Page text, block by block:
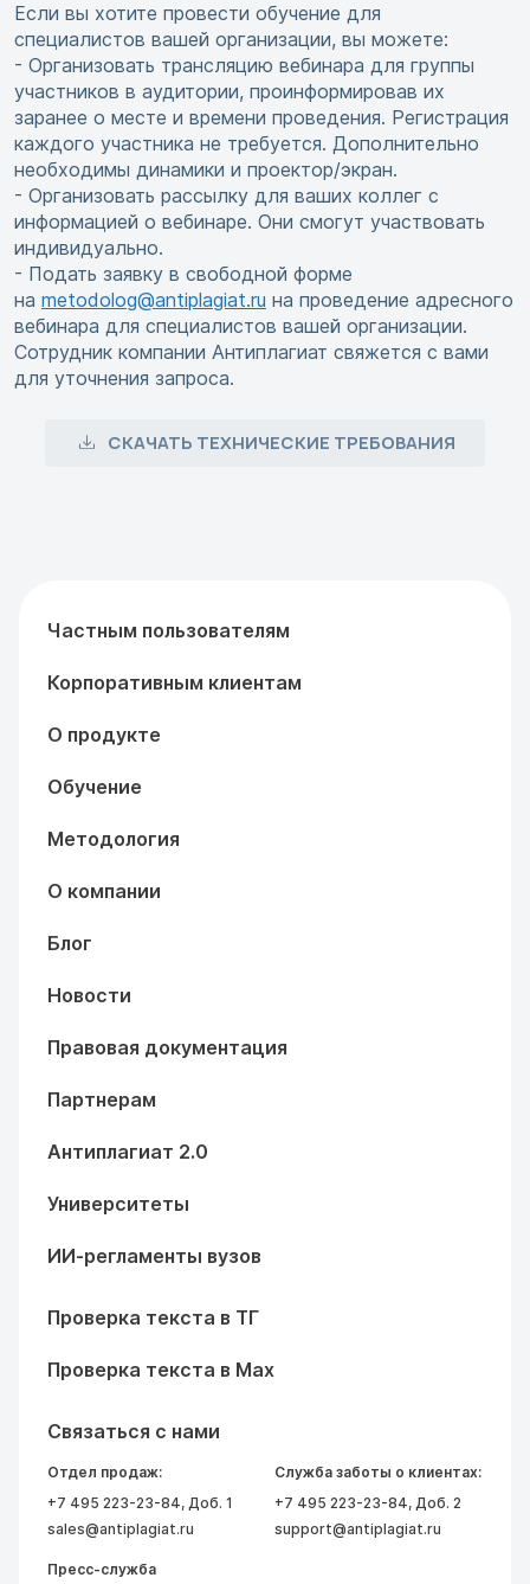
Если вы хотите провести обучение для
специалистов вашей организации, вы можете:
- Организовать трансляцию вебинара для группы
участников в аудитории, проинформировав их
заранее о месте и времени проведения. Регистрация
каждого участника не требуется. Дополнительно
необходимы динамики и проектор/экран.
- Организовать рассылку для ваших коллег с
информацией о вебинаре. Они смогут участвовать
индивидуально.
- Подать заявку в свободной форме
на metodolog@antiplagiat.ru на проведение адресного
вебинара для специалистов вашей организации.
Сотрудник компании Антиплагиат свяжется с вами
для уточнения запроса.
СКАЧАТЬ ТЕХНИЧЕСКИЕ ТРЕБОВАНИЯ
Частным пользователям
Корпоративным клиентам
О продукте
Обучение
Методология
О компании
Блог
Новости
Правовая документация
Партнерам
Антиплагиат 2.0
Университеты
ИИ-регламенты вузов
Проверка текста в ТГ
Проверка текста в Max
Связаться с нами
Отдел продаж:
+7 495 223-23-84, Доб. 1
sales@antiplagiat.ru
Служба заботы о клиентах:
+7 495 223-23-84, Доб. 2
support@antiplagiat.ru
Пресс-служба